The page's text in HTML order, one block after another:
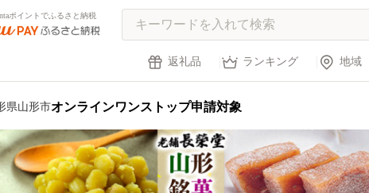
ポイントでふるさと納税
返礼品 ランキング 地域
県山形市オンラインワンストップ申請対象